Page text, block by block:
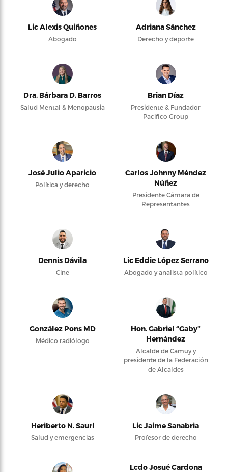
Lic Alexis Quiñones
Abogado
Adriana Sánchez
Derecho y deporte
Dra. Bárbara D. Barros
Salud Mental & Menopausia
Brian Díaz
Presidente & Fundador
Pacifico Group
José Julio Aparicio
Política y derecho
Carlos Johnny Méndez
Núñez
Presidente Cámara de
Representantes
Dennis Dávila
Cine
Lic Eddie López Serrano
Abogado y analista político
González Pons MD
Médico radiólogo
Hon. Gabriel “Gaby”
Hernández
Alcalde de Camuy y
presidente de la Federación
de Alcaldes
Heriberto N. Saurí
Salud y emergencias
Lic Jaime Sanabria
Profesor de derecho
Lcdo Josué Cardona